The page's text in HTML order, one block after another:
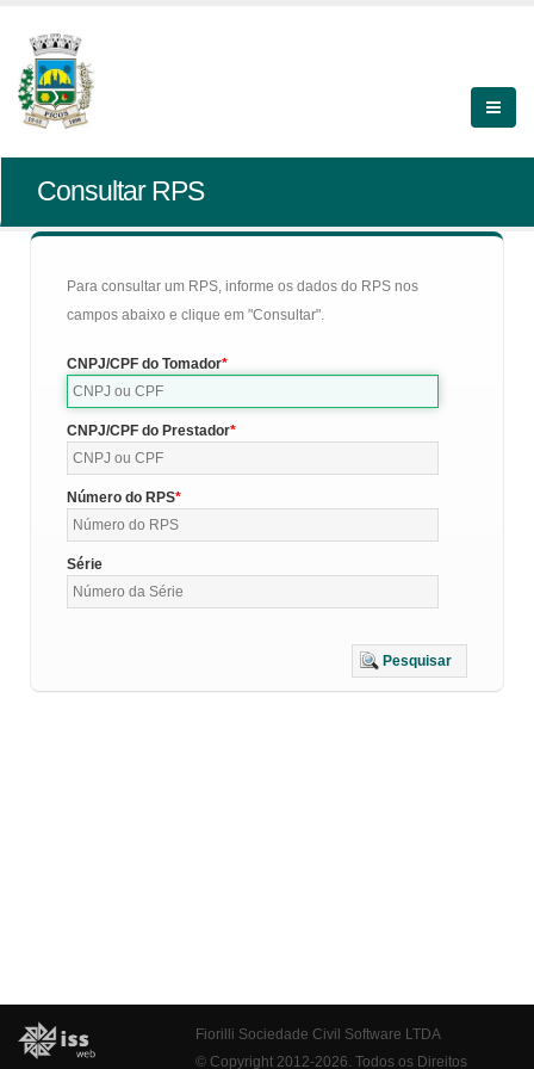
Consultar RPS
Para consultar um RPS, informe os dados do RPS nos
campos abaixo e clique em "Consultar".
CNPJ/CPF do Tomador
CNPJ/CPF do Prestador
Número do RPS
Série
Pesquisar
Fiorilli Sociedade Civil Software LTDA
© Copyright 2012-2026. Todos os Direitos